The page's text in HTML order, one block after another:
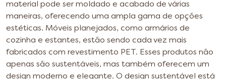
material pode ser moldado e acabado de várias
maneiras, oferecendo uma ampla gama de opções
estéticas. Móveis planejados, como armários de
cozinha e estantes, estão sendo cada vez mais
fabricados com revestimento PET. Esses produtos não
apenas são sustentáveis, mas também oferecem um
design moderno e elegante. O design sustentável está